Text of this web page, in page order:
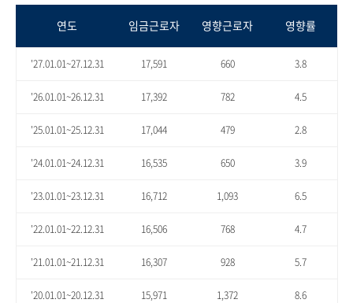
연도 임금근로자 영향근로자 영향률
'27.01.01~27.12.31 17,591 660 3.8
'26.01.01~26.12.31 17,392 782 4.5
'25.01.01~25.12.31 17,044 479 2.8
'24.01.01~24.12.31 16,535 650 3.9
'23.01.01~23.12.31 16,712 1,093 6.5
'22.01.01~22.12.31 16,506 768 4.7
'21.01.01~21.12.31 16,307 928 5.7
'20.01.01~20.12.31 15,971 1,372 8.6